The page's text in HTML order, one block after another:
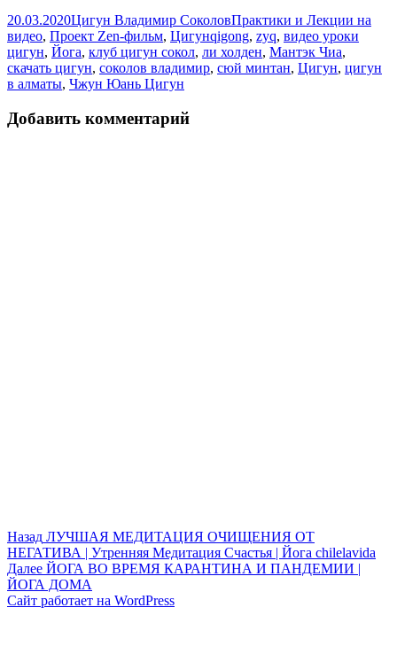
Опубликовано
20.03.2020Автор
Цигун Владимир СоколовРубрики
Практики и Лекции на
видео, Проект Zen-фильм, ЦигунМетки
qigong, zyq, видео уроки
цигун, Йога, клуб цигун сокол, ли холден, Мантэк Чиа,
скачать цигун, соколов владимир, сюй минтан, Цигун, цигун
в алматы, Чжун Юань Цигун
Добавить комментарий
Навигация
по
записям
Назад Предыдущая
запись:
ЛУЧШАЯ МЕДИТАЦИЯ ОЧИЩЕНИЯ ОТ
НЕГАТИВА | Утренняя Медитация Счастья | Йога chilelavida
Далее Следующая
запись:
ЙОГА ВО ВРЕМЯ КАРАНТИНА И ПАНДЕМИИ |
ЙОГА ДОМА
Сайт работает на WordPress